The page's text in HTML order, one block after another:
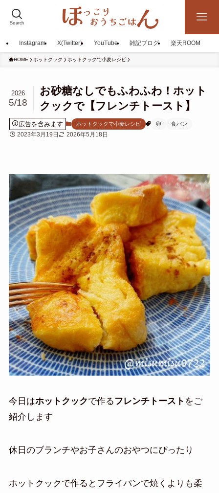
Search
Instagram X(Twitter) YouTube 雑記ブログ 楽天ROOM
HOME ホットクック ホットクックで小麦レシピ
お砂糖なしでもふわふわ！ホット
クックで【フレンチトースト】
2026
5/18
広告を含みます ホットクックで小麦レシピ 卵 食パン
2023年3月19日 2026年5月18日
今日はホットクックで作る フレンチトースト をご
紹介します
休日のブランチやお子さんのおやつにぴったり
ホットクックで作るとフライパンで焼くよりも柔